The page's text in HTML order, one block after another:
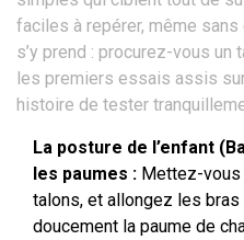
faciles à repérer, même
s’y prend : procurez-vous
les premiers essais assis
histoire de tester
La posture de l’enfant
les paumes : Mettez-
talons, et allongez les
doucement la paume de